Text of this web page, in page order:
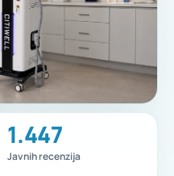
1.447
Javnih recenzija